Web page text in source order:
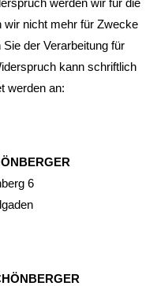
wir nicht mehr für Zwecke
der Verarbeitung für
kann schriftlich
werden an:
6